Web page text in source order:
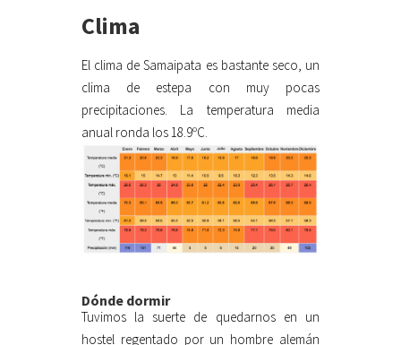
Clima
El clima de Samaipata es bastante seco, un
clima de estepa con muy pocas
precipitaciones. La temperatura media
anual ronda los 18.9ºC.
Dónde dormir
Tuvimos la suerte de quedarnos en un
hostel regentado por un hombre alemán